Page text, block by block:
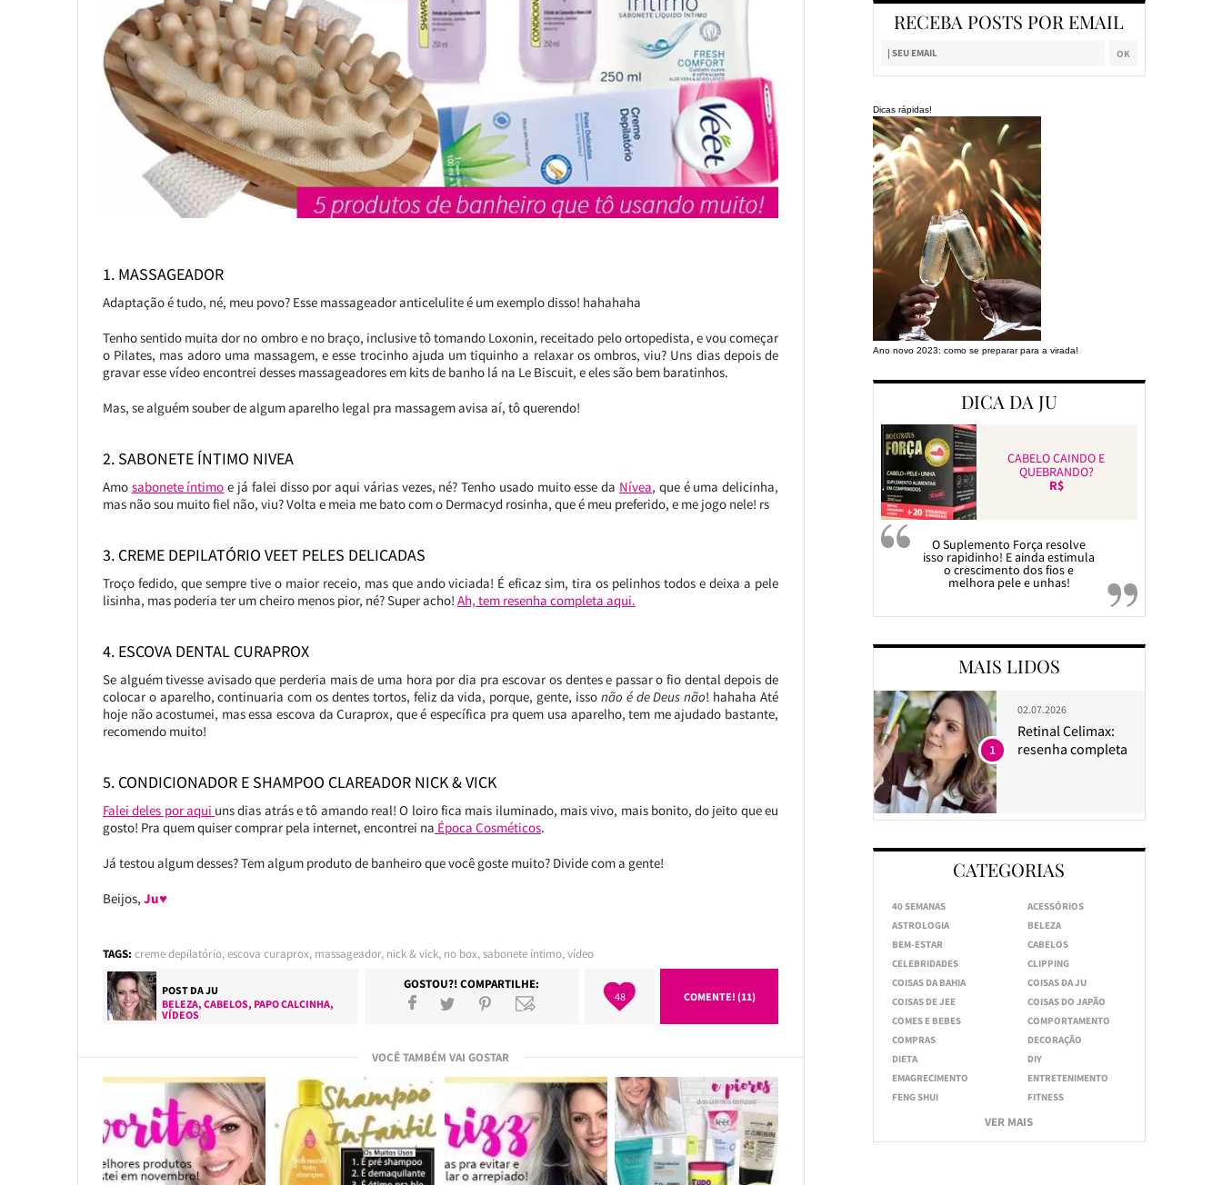
1. MASSAGEADOR
Adaptação é tudo, né, meu povo? Esse massageador anticelulite é um exemplo disso! hahahaha
Tenho sentido muita dor no ombro e no braço, inclusive tô tomando Loxonin, receitado pelo ortopedista, e vou começar
o Pilates, mas adoro uma massagem, e esse trocinho ajuda um tiquinho a relaxar os ombros, viu? Uns dias depois de
gravar esse vídeo encontrei desses massageadores em kits de banho lá na Le Biscuit, e eles são bem baratinhos.
Mas, se alguém souber de algum aparelho legal pra massagem avisa aí, tô querendo!
2. SABONETE ÍNTIMO NIVEA
Amo sabonete íntimo e já falei disso por aqui várias vezes, né? Tenho usado muito esse da Nívea, que é uma delicinha,
mas não sou muito fiel não, viu? Volta e meia me bato com o Dermacyd rosinha, que é meu preferido, e me jogo nele! rs
3. CREME DEPILATÓRIO VEET PELES DELICADAS
Troço fedido, que sempre tive o maior receio, mas que ando viciada! É eficaz sim, tira os pelinhos todos e deixa a pele
lisinha, mas poderia ter um cheiro menos pior, né? Super acho! Ah, tem resenha completa aqui.
4. ESCOVA DENTAL CURAPROX
Se alguém tivesse avisado que perderia mais de uma hora por dia pra escovar os dentes e passar o fio dental depois de
colocar o aparelho, continuaria com os dentes tortos, feliz da vida, porque, gente, isso não é de Deus não! hahaha Até
hoje não acostumei, mas essa escova da Curaprox, que é específica pra quem usa aparelho, tem me ajudado bastante,
recomendo muito!
5. CONDICIONADOR E SHAMPOO CLAREADOR NICK & VICK
Falei deles por aqui uns dias atrás e tô amando real! O loiro fica mais iluminado, mais vivo, mais bonito, do jeito que eu
gosto! Pra quem quiser comprar pela internet, encontrei na Época Cosméticos.
Já testou algum desses? Tem algum produto de banheiro que você goste muito? Divide com a gente!
Beijos, Ju♥
TAGS: creme depilatório,escova curaprox, massageador, nick & vick, no box,sabonete íntimo,vídeo
POST DAJU
BELEZA, CABELOS, PAPO CALCINHA,
VÍDEOS
GOSTOU?! COMPARTILHE:
48 COMENTE! (11)
VOCÊ TAMBÉM VAI GOSTAR
RECEBA POSTS POR EMAIL
Dicas rápidas!
Ano novo 2023: como se preparar para a virada!
DICA DA JU
CABELO CAINDO E
QUEBRANDO?
R$
O Suplemento Força resolve
isso rapidinho! E ainda estimula
o crescimento dos fios e
melhora pele e unhas!
MAIS LIDOS
02.07.2026
Retinal Celimax:
resenha completa
1
CATEGORIAS
40 SEMANAS
ACESSÓRIOS
ASTROLOGIA
BELEZA
BEM-ESTAR
CABELOS
CELEBRIDADES
CLIPPING
COISAS DA BAHIA
COISAS DA JU
COISAS DE JEE
COISAS DO JAPÃO
COMES E BEBES
COMPORTAMENTO
COMPRAS
DECORAÇÃO
DIETA
DIY
EMAGRECIMENTO
ENTRETENIMENTO
FENG SHUI
FITNESS
VER MAIS